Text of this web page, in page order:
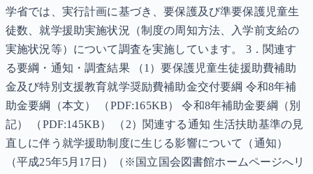
学省では、実行計画に基づき、要保護及び準要保護児童生
徒数、就学援助実施状況（制度の周知方法、入学前支給の
実施状況等）について調査を実施しています。 3．関連す
る要綱・通知・調査結果 （1）要保護児童生徒援助費補助
金及び特別支援教育就学奨励費補助金交付要綱 令和8年補
助金要綱（本文） （PDF:165KB） 令和8年補助金要綱（別
記） （PDF:145KB） （2）関連する通知 生活扶助基準の見
直しに伴う就学援助制度に生じる影響について（通知）
（平成25年5月17日）（※国立国会図書館ホームページへリ